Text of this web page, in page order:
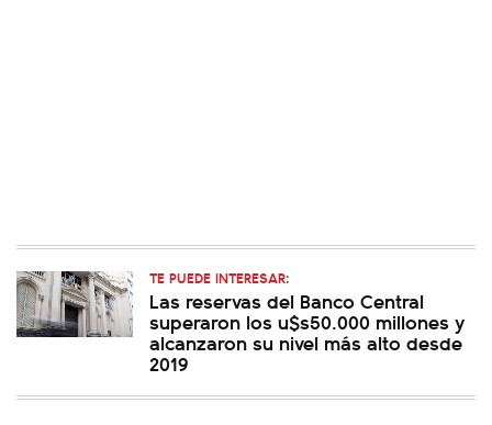
TE PUEDE INTERESAR:
Las reservas del Banco Central
superaron los u$s50.000 millones y
alcanzaron su nivel más alto desde
2019